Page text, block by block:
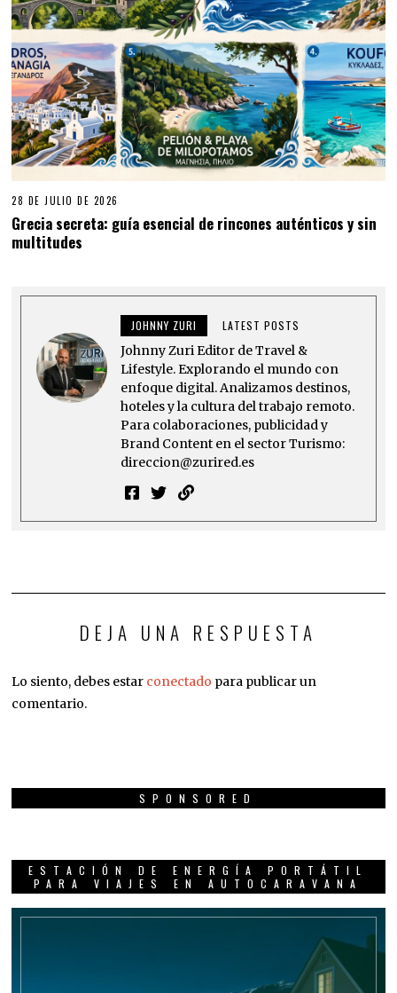
28 DE JULIO DE 2026
Grecia secreta: guía esencial de rincones auténticos y sin
multitudes
JOHNNY ZURI LATEST POSTS
Johnny Zuri Editor de Travel &
Lifestyle. Explorando el mundo con
enfoque digital. Analizamos destinos,
hoteles y la cultura del trabajo remoto.
Para colaboraciones, publicidad y
Brand Content en el sector Turismo:
direccion@zurired.es
DEJA UNA RESPUESTA
Lo siento, debes estar conectado para publicar un
comentario.
SPONSORED
ESTACIÓN DE ENERGÍA PORTÁTIL
PARA VIAJES EN AUTOCARAVANA